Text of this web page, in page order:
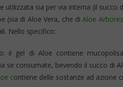
utilizzata sia per via interna (il
(sia di Aloe Vera, che diAloe
Nello specifico:
il gel di Aloe contiene
se consumate, bevendo il succo di
contiene delle sostanze ad azione